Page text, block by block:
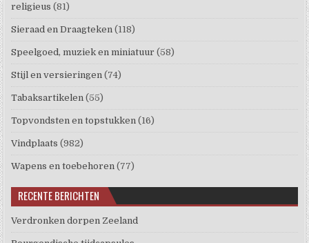
religieus (81)
Sieraad en Draagteken (118)
Speelgoed, muziek en miniatuur (58)
Stijl en versieringen (74)
Tabaksartikelen (55)
Topvondsten en topstukken (16)
Vindplaats (982)
Wapens en toebehoren (77)
RECENTE BERICHTEN
Verdronken dorpen Zeeland